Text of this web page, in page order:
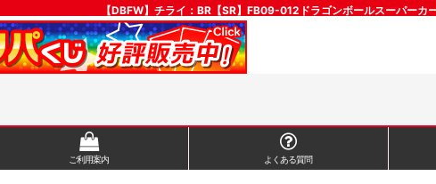
【DBFW】チライ：BR【SR】FB09-012ドラゴンボールスーパー
ご利用案内 よくある質問